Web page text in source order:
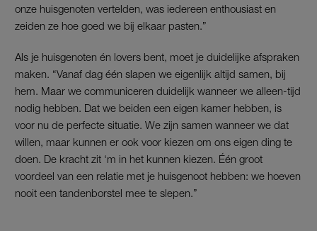
onze huisgenoten vertelden, was iedereen enthousiast en
zeiden ze hoe goed we bij elkaar pasten.”
Als je huisgenoten én lovers bent, moet je duidelijke afspraken
maken. “Vanaf dag één slapen we eigenlijk altijd samen, bij
hem. Maar we communiceren duidelijk wanneer we alleen-tijd
nodig hebben. Dat we beiden een eigen kamer hebben, is
voor nu de perfecte situatie. We zijn samen wanneer we dat
willen, maar kunnen er ook voor kiezen om ons eigen ding te
doen. De kracht zit ‘m in het kunnen kiezen. Één groot
voordeel van een relatie met je huisgenoot hebben: we hoeven
nooit een tandenborstel mee te slepen.”